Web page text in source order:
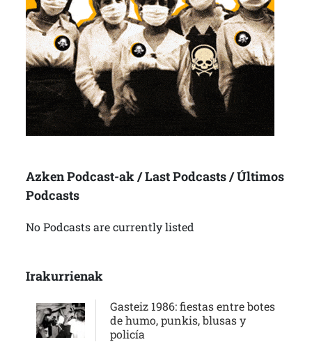
Azken Podcast-ak / Last Podcasts / Últimos
Podcasts
No Podcasts are currently listed
Irakurrienak
Gasteiz 1986: fiestas entre botes
de humo, punkis, blusas y
policía